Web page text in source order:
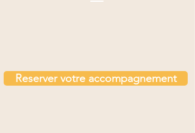
Reserver votre accompagnement